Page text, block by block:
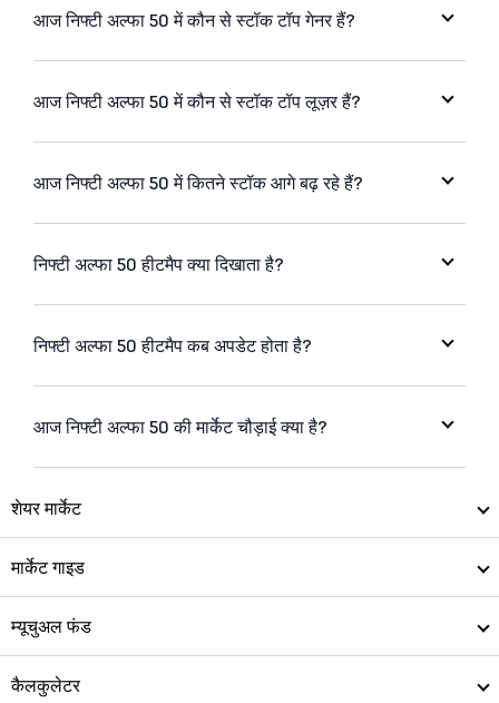
आज निफ्टी अल्फा 50 में कौन से स्टॉक टॉप गेनर हैं?
आज निफ्टी अल्फा 50 में कौन से स्टॉक टॉप लूज़र हैं?
आज निफ्टी अल्फा 50 में कितने स्टॉक आगे बढ़ रहे हैं?
निफ्टी अल्फा 50 हीटमैप क्या दिखाता है?
निफ्टी अल्फा 50 हीटमैप कब अपडेट होता है?
आज निफ्टी अल्फा 50 की मार्केट चौड़ाई क्या है?
शेयर मार्केट
मार्केट गाइड
म्यूचुअल फंड
कैलकुलेटर